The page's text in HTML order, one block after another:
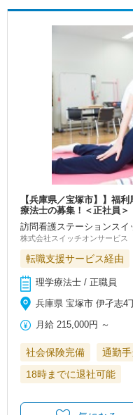
【兵庫県／宝塚市】】福
療法士の募集！＜正社員＞
訪問看護ステーションスイ
株式会社スイッチオンサービス
転職支援サービス経由
理学療法士 / 正職員
兵庫県 宝塚市 伊孑志4
月給 215,000円 ～
社会保険完備 通勤手
18時までに退社可能